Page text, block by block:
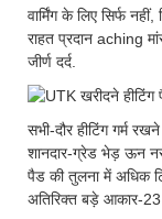
वार्मिंग के लिए सिर्फ
राहत प्रदान aching
जीर्ण दर्द.
सभी-दौर हीटिंग गर्म
शानदार-ग्रेड भेड़ ऊन
पैड की तुलना में अधिक
अतिरिक्त बड़े आकार-